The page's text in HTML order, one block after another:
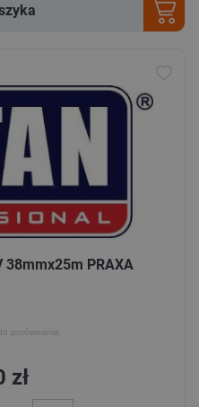
38mmx25m PRAXA
porównania
zł